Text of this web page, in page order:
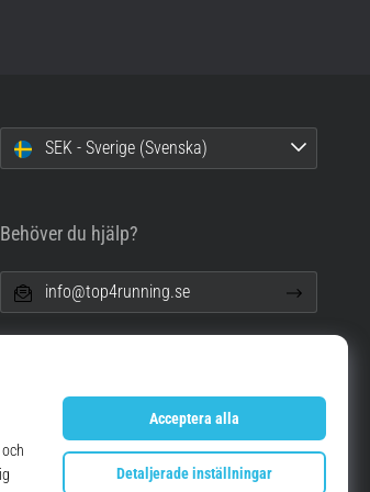
SEK - Sverige (Svenska)
Behöver du hjälp?
info@top4running.se